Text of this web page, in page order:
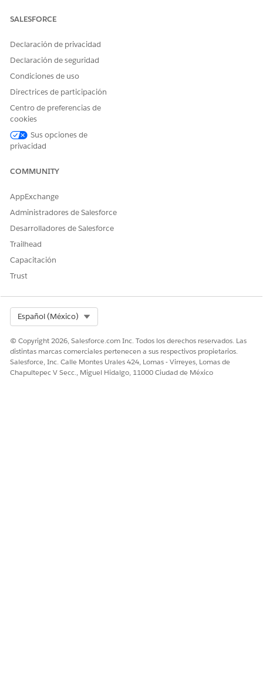
Modelo de portátil de prestamista: El modelo de portátil
Requerido por fecha: La fecha en la que el empleado
necesita que el dispositivo esté disponible.
Duración (días): El número total de días que se necesita el
portátil del prestamista.
Justificación de negocio: Una breve justificación de
negocio para la solicitud.
Realización manual
manual al equipo de TI. Puede crear un flujo en Flow Builder
gestores o realización automatizada.
Integración
para admisión o realización. Utilice Flow Builder para crear
flujos personalizados con conectores que definen cómo se
captura y se realiza la solicitud.
¿RESOLVIÓ ESTE ARTÍCULO SU PROBLEMA?
Sí No
SALESFORCE
Declaración de privacidad
Declaración de seguridad
Condiciones de uso
Directrices de participación
Centro de preferencias de
cookies
Sus opciones de
privacidad
COMMUNITY
AppExchange
Administradores de Salesforce
Desarrolladores de Salesforce
Trailhead
Capacitación
Trust
Español (México)
© Copyright 2026, Salesforce.com Inc. Todos los derechos reservados. Las
distintas marcas comerciales pertenecen a sus respectivos propietarios.
Salesforce, Inc. Calle Montes Urales 424, Lomas - Virreyes, Lomas de
Chapultepec V Secc., Miguel Hidalgo, 11000 Ciudad de México